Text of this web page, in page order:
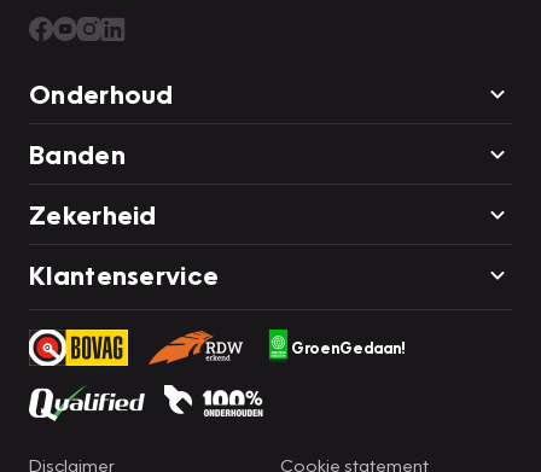
Onderhoud
Banden
Zekerheid
Klantenservice
GroenGedaan!
Disclaimer Cookie statement